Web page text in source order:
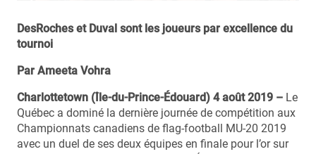
DesRoches et Duval sont les joueurs par excellence du
tournoi
Par Ameeta Vohra
Charlottetown (Île-du-Prince-Édouard) 4 août 2019 – Le
Québec a dominé la dernière journée de compétition aux
Championnats canadiens de flag-football MU-20 2019
avec un duel de ses deux équipes en finale pour l’or sur